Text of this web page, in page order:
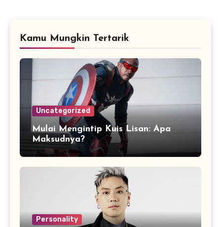
Kamu Mungkin Tertarik
Uncategorized
Mulai Mengintip Kuis Lisan: Apa
Maksudnya?
Personality